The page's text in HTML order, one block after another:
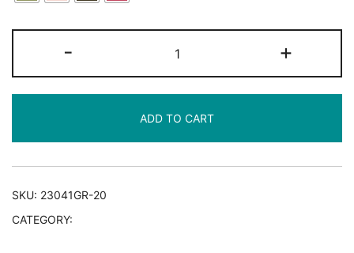
-
Theresia
-
quantity
+
ADD TO CART
SKU: 23041GR-20
CATEGORY: